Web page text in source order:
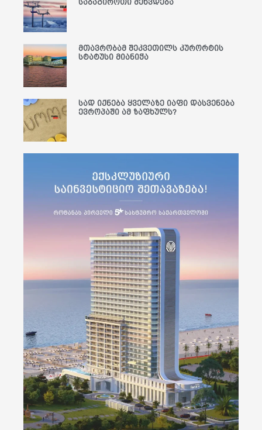
საბაგიროთი შეხვდება
მთავრობამ შეკვეთილს კურორტის
სტატუსი მიანიჭა
სად იქნება ყველაზე იაფი დასვენება
ევროპაში ამ ზაფხულს?